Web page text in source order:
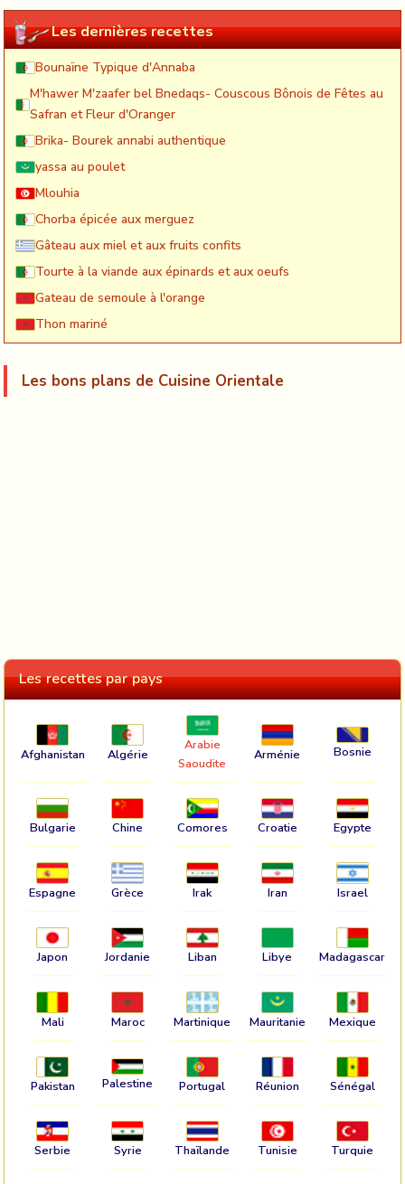
Les dernières recettes
Bounaïne Typique d'Annaba
M'hawer M'zaafer bel Bnedaqs- Couscous Bônois de Fêtes au
Safran et Fleur d'Oranger
Brika- Bourek annabi authentique
yassa au poulet
Mlouhia
Chorba épicée aux merguez
Gâteau aux miel et aux fruits confits
Tourte à la viande aux épinards et aux oeufs
Gateau de semoule à l'orange
Thon mariné
Les bons plans de Cuisine Orientale
Les recettes par pays
Afghanistan Algérie
Arabie
Saoudite
Arménie Bosnie
Bulgarie Chine Comores Croatie Egypte
Espagne Grèce Irak Iran Israel
Japon Jordanie Liban Libye Madagascar
Mali Maroc Martinique Mauritanie Mexique
Pakistan Palestine Portugal Réunion Sénégal
Serbie Syrie Thaïlande Tunisie Turquie